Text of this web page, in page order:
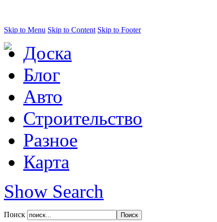
Skip to Menu Skip to Content Skip to Footer
Доска
Блог
Авто
Строительство
Разное
Карта
Show Search
Поиск